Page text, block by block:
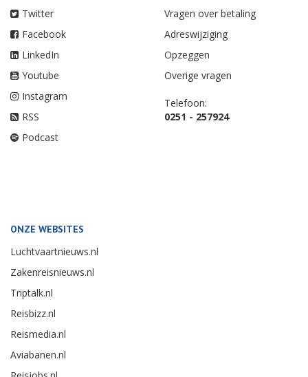
Twitter
Facebook
LinkedIn
Youtube
Instagram
RSS
Podcast
Vragen over betaling
Adreswijziging
Opzeggen
Overige vragen
Telefoon:
0251 - 257924
ONZE WEBSITES
Luchtvaartnieuws.nl
Zakenreisnieuws.nl
Triptalk.nl
Reisbizz.nl
Reismedia.nl
Aviabanen.nl